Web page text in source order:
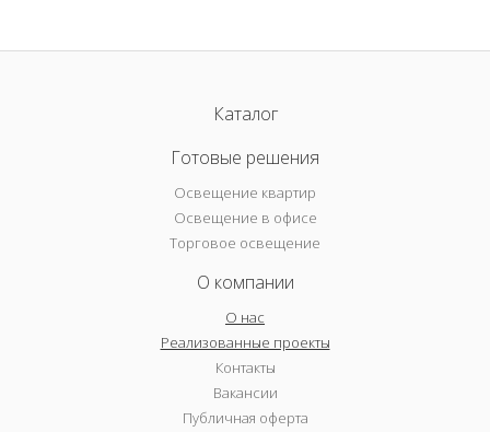
Каталог
Готовые решения
Освещение квартир
Освещение в офисе
Торговое освещение
О компании
О нас
Реализованные проекты
Контакты
Вакансии
Публичная оферта